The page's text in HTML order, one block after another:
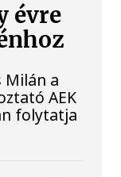
évre
a
AEK
folytatja